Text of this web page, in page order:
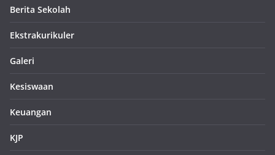
Berita Sekolah
Ekstrakurikuler
Galeri
Kesiswaan
Keuangan
KJP